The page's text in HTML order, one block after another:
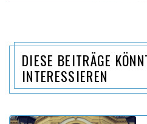
DIESE BEITRÄGE
INTERESSIEREN